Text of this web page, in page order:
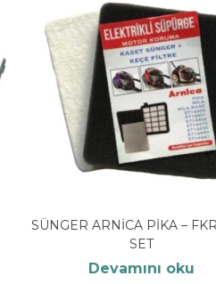
SÜNGER ARNİCA PİKA –
SET
Devamını oku